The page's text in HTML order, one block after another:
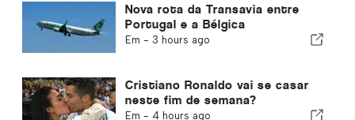
Nova rota da Transavia entre
Portugal e a Bélgica
Em - 3 hours ago
Cristiano Ronaldo vai se casar
neste fim de semana?
Em - 4 hours ago